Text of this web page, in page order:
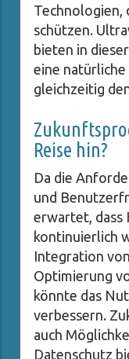
Technologien,
schützen.
bieten in
eine
gleichzeitig
Reise hin?
Da die
und
erwartet, dass
kontinuierlich
Integration
Optimierung
könnte das
verbessern.
auch
Datenschutz